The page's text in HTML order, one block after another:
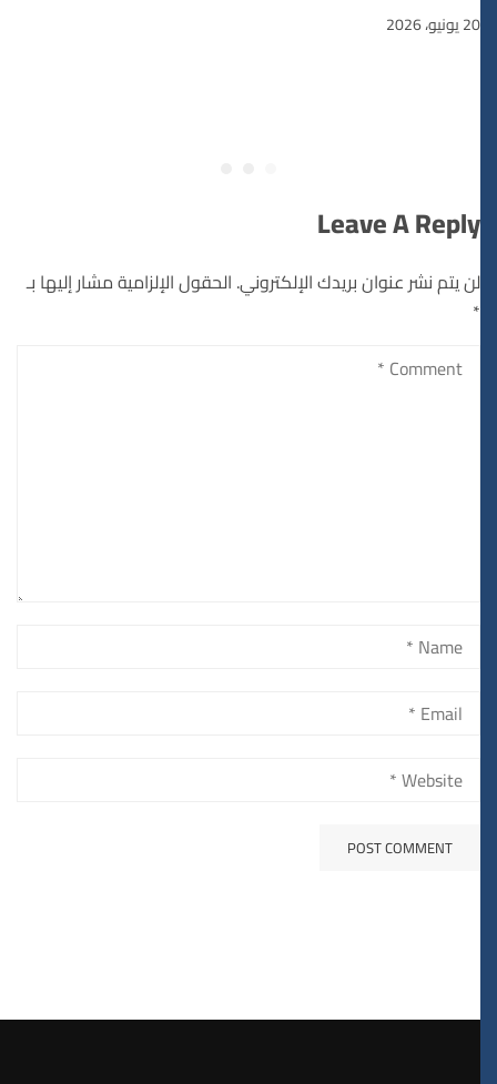
20 يونيو، 2026
Leave A Reply
لن يتم نشر عنوان بريدك الإلكتروني. الحقول الإلزامية مشار إليها بـ